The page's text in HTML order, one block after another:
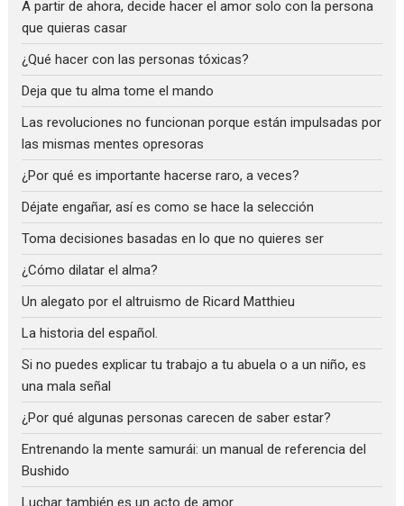
A partir de ahora, decide hacer el amor solo con la persona
que quieras casar
¿Qué hacer con las personas tóxicas?
Deja que tu alma tome el mando
Las revoluciones no funcionan porque están impulsadas por
las mismas mentes opresoras
¿Por qué es importante hacerse raro, a veces?
Déjate engañar, así es como se hace la selección
Toma decisiones basadas en lo que no quieres ser
¿Cómo dilatar el alma?
Un alegato por el altruismo de Ricard Matthieu
La historia del español.
Si no puedes explicar tu trabajo a tu abuela o a un niño, es
una mala señal
¿Por qué algunas personas carecen de saber estar?
Entrenando la mente samurái: un manual de referencia del
Bushido
Luchar también es un acto de amor